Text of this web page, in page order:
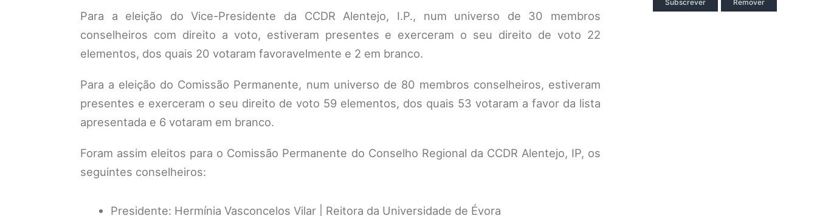
Para a eleição do Vice-Presidente da CCDR Alentejo, I.P., num universo de 30 membros
conselheiros com direito a voto, estiveram presentes e exerceram o seu direito de voto 22
elementos, dos quais 20 votaram favoravelmente e 2 em branco.
Para a eleição do Comissão Permanente, num universo de 80 membros conselheiros, estiveram
presentes e exerceram o seu direito de voto 59 elementos, dos quais 53 votaram a favor da lista
apresentada e 6 votaram em branco.
Foram assim eleitos para o Comissão Permanente do Conselho Regional da CCDR Alentejo, IP, os
seguintes conselheiros:
Presidente: Hermínia Vasconcelos Vilar | Reitora da Universidade de Évora
Subscrever Remover